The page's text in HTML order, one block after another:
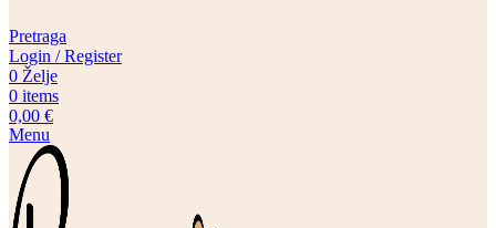
Pretraga
Login / Register
0 Želje
0 items
0,00 €
Menu